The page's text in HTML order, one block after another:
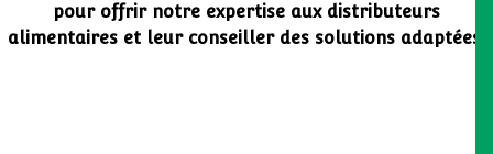
pour offrir notre expertise aux distributeurs
alimentaires et leur conseiller des solutions adaptées.